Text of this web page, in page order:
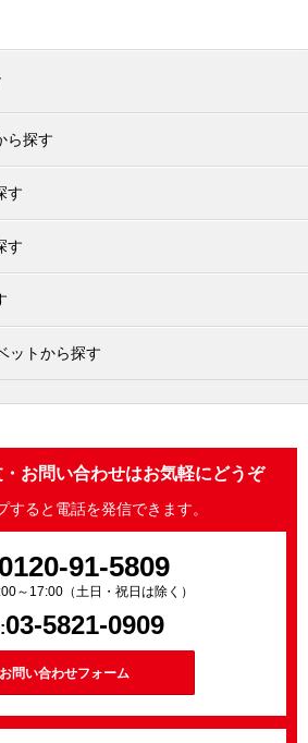
ら探す
す
す
ットから探す
お問い合わせはお気軽にどうぞ
すると電話を発信できます。
0120-91-5809
～17:00（土日・祝日は除く）
03-5821-0909
お問い合わせフォーム